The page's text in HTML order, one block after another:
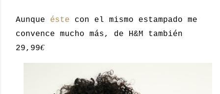
Aunque éste con el mismo estampado me
convence mucho más, de H&M también
29,99€